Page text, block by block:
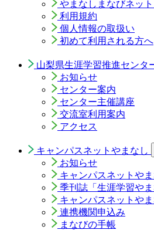
やまなしまなびネッ
利用規約
個人情報の取扱い
初めて利用される方へ
山梨県生涯学習推進センタ
お知らせ
センター案内
センター主催講座
交流室利用案内
アクセス
キャンパスネットやまなし
お知らせ
キャンパスネットや
季刊誌「生涯学習やま
キャンパスネットや
連携機関申込み
まなびの手帳